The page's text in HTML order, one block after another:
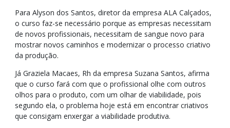
Para Alyson dos Santos, diretor da empresa ALA Calçados,
o curso faz-se necessário porque as empresas necessitam
de novos profissionais, necessitam de sangue novo para
mostrar novos caminhos e modernizar o processo criativo
da produção.
Já Graziela Macaes, Rh da empresa Suzana Santos, afirma
que o curso fará com que o profissional olhe com outros
olhos para o produto, com um olhar de viabilidade, pois
segundo ela, o problema hoje está em encontrar criativos
que consigam enxergar a viabilidade produtiva.